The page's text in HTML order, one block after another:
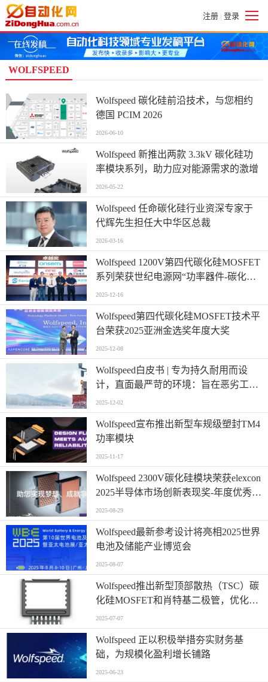
注册 | 登录
WOLFSPEED
Wolfspeed 碳化硅前沿技术，与您相约
德国 PCIM 2026
2026-06-10
Wolfspeed 新推出两款 3.3kV 碳化硅功
率模块系列，助力应对能源需求的激增
2026-05-22
Wolfspeed 任命碳化硅行业资深专家于
代辉先生担任大中华区总裁
2026-03-16
Wolfspeed 1200V第四代碳化硅MOSFET
系列荣获世纪电源网“功率器件-碳化硅
行业卓越奖”
2025-12-16
Wolfspeed第四代碳化硅MOSFET技术平
台荣获2025亚洲金选奖年度大奖
2025-12-08
Wolfspeed白皮书 | 专为持久耐用而设
计，直面最严苛的环境：旨在恶劣工作
条件下实现更优系统耐久性的根本策略
（附下载链接）
2025-12-02
Wolfspeed宣布推出新型车规级塑封TM4
功率模块
2025-11-17
Wolfspeed 2300V碳化硅模块荣获elexcon
2025半导体市场创新表现奖-年度优秀功
率器件产品奖
2025-08-29
Wolfspeed最新参考设计将亮相2025世界
电池及储能产业博览会
2025-08-07
Wolfspeed推出新型顶部散热（TSC）碳
化硅MOSFET和肖特基二极管，优化热
管理并节约能耗
2025-07-07
Wolfspeed 正以积极举措夯实财务基
础，为规模化盈利增长铺路
2025-06-23